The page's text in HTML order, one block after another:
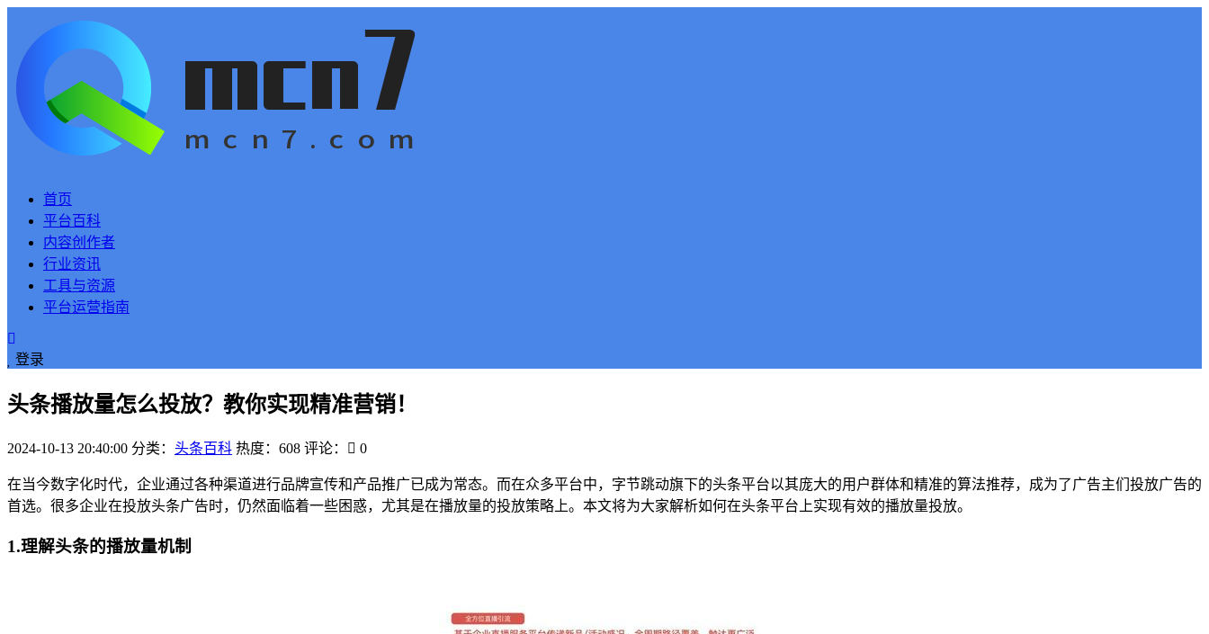
首页
平台百科
内容创作者
行业资讯
工具与资源
平台运营指南
登录
头条播放量怎么投放？教你实现精准营销！
2024-10-13 20:40:00 分类： 头条百科 热度：608 评论： 0
在当今数字化时代，企业通过各种渠道进行品牌宣传和产品推广已成为常态。而在众多平台中，字节跳动旗下的头条平台以其庞大的用户群体和精准的算法推荐，成为了广告主们投放广告的
首选。很多企业在投放头条广告时，仍然面临着一些困惑，尤其是在播放量的投放策略上。本文将为大家解析如何在头条平台上实现有效的播放量投放。
1.理解头条的播放量机制